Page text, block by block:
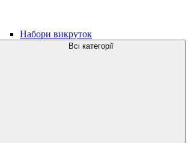
Набори викруток
Всі категорії